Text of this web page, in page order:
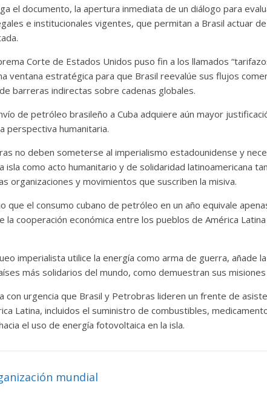
el documento, la apertura inmediata de un diálogo para
e institucionales vigentes, que permitan a Brasil actuar
Corte de Estados Unidos puso fin a los llamados
ventana estratégica para que Brasil reevalúe sus flujos
barreras indirectas sobre cadenas globales.
de petróleo brasileño a Cuba adquiere aún mayor
perspectiva humanitaria.
no deben someterse al imperialismo estadounidense y
como acto humanitario y de solidaridad latinoamericana
organizaciones y movimientos que suscriben la misiva.
que el consumo cubano de petróleo en un año equivale
cooperación económica entre los pueblos de América
imperialista utilice la energía como arma de guerra, añade
más solidarios del mundo, como demuestran sus misiones
con urgencia que Brasil y Petrobras lideren un frente de
Latina, incluidos el suministro de combustibles,
el uso de energía fotovoltaica en la isla.
mundial